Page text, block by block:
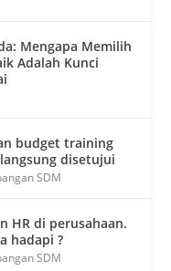
Mengapa Memilih
Adalah Kunci
budget training
disetujui
SDM
HR di perusahaan.
hadapi ?
SDM